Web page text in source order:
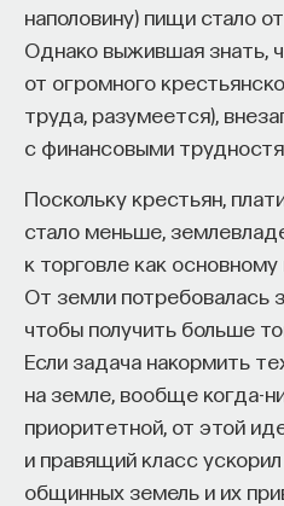
наполовину) пищи стало
Однако выжившая знать,
от огромного
труда, разумеется),
с финансовыми
Поскольку крестьян,
стало меньше,
к торговле как основному
От земли потребовалась
чтобы получить больше
Если задача накормить
на земле, вообще когда-
приоритетной, от этой
и правящий класс
общинных земель и их
конфликтом.
Различие обусловлено
приспособленностью к
задачам и большей
американской системы, а
эффективностью ее
прежнему сохраняются
насчет того, что
вызвано чрезмерными
правительства.
сообщество вообще во
влияние, а широкая опора
правительство, по-
способность
с непосредственной